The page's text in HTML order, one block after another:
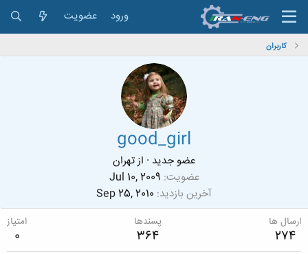
ورود عضویت
کاربران
good_girl
عضو جدید · ازتهران
عضویت Jul 10, 2009
آخرین بازدید Sep 25, 2010
ارسال ها
274
پسندها
364
امتیاز
0